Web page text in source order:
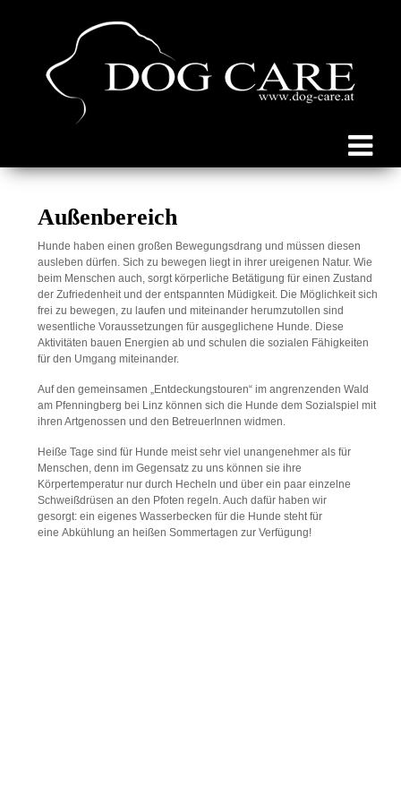
Außenbereich
Hunde haben einen großen Bewegungsdrang und müssen diesen
ausleben dürfen. Sich zu bewegen liegt in ihrer ureigenen Natur. Wie
beim Menschen auch, sorgt körperliche Betätigung für einen Zustand
der Zufriedenheit und der entspannten Müdigkeit. Die Möglichkeit sich
frei zu bewegen, zu laufen und miteinander herumzutollen sind
wesentliche Voraussetzungen für ausgeglichene Hunde. Diese
Aktivitäten bauen Energien ab und schulen die sozialen Fähigkeiten
für den Umgang miteinander.
Auf den gemeinsamen „Entdeckungstouren“ im angrenzenden Wald
am Pfenningberg bei Linz können sich die Hunde dem Sozialspiel mit
ihren Artgenossen und den BetreuerInnen widmen.
Heiße Tage sind für Hunde meist sehr viel unangenehmer als für
Menschen, denn im Gegensatz zu uns können sie ihre
Körpertemperatur nur durch Hecheln und über ein paar einzelne
Schweißdrüsen an den Pfoten regeln. Auch dafür haben wir
gesorgt: ein eigenes Wasserbecken für die Hunde steht für
eine Abkühlung an heißen Sommertagen zur Verfügung!